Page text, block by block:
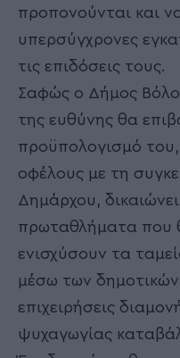
προπονούνται και
υπερσύγχρονες
τις επιδόσεις τους.
Σαφώς ο Δήμος
της ευθύνης θα
προϋπολογισμό
οφέλους με τη
Δημάρχου,
πρωταθλήματα που
ενισχύσουν τα
μέσω των
επιχειρήσεις
ψυχαγωγίας